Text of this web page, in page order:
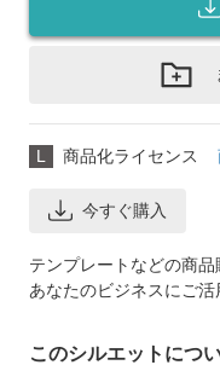
L 商品化ライセンス
今すぐ購入
テンプレートなどの商品
あなたのビジネスにご活
このシルエットにつ